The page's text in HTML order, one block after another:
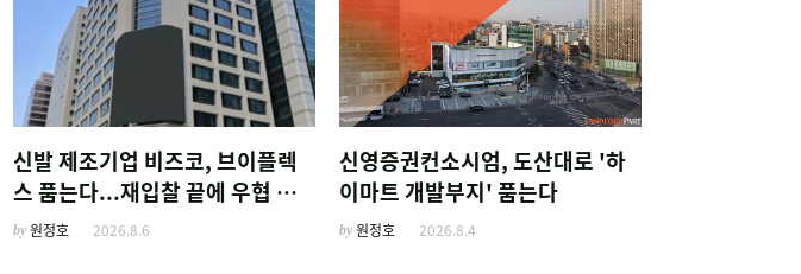
신발 제조기업 비즈코, 브이플렉
스 품는다...재입찰 끝에 우협 선
정
by원정호 2026.8.6
신영증권컨소시엄, 도산대로 '하
이마트 개발부지' 품는다
by원정호 2026.8.4